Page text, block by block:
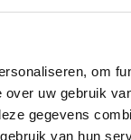
om
uw gebruik
gegevens
van hun